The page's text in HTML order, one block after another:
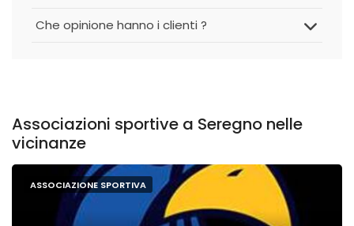
Che opinione hanno i clienti ?
Associazioni sportive a Seregno nelle
vicinanze
ASSOCIAZIONE SPORTIVA